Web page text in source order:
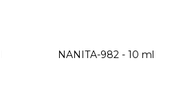
NANITA-982 - 10 ml